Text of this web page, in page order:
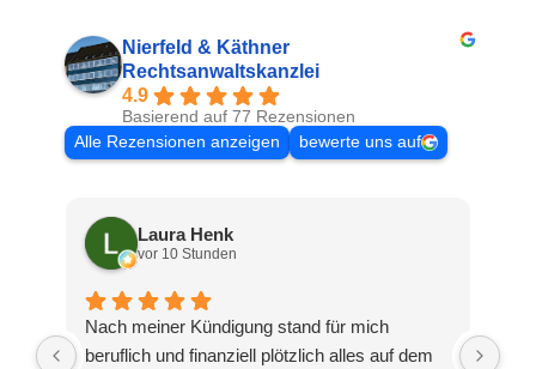
Nierfeld & Käthner
Rechtsanwaltskanzlei
4.9
Basierend auf 77 Rezensionen
Alle Rezensionen anzeigen
bewerte uns auf
Laura Henk
vor 10 Stunden
Nach meiner Kündigung stand für mich
beruflich und finanziell plötzlich alles auf dem